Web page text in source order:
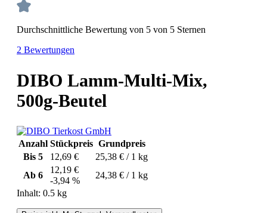
Durchschnittliche Bewertung von 5 von 5 Sternen
2 Bewertungen
DIBO Lamm-Multi-Mix,
500g-Beutel
Anzahl Stückpreis Grundpreis
Bis 5 12,69 €
25,38 € / 1 kg
Ab 6
12,19 €
-3,94 %
24,38 € / 1 kg
Inhalt: 0.5 kg